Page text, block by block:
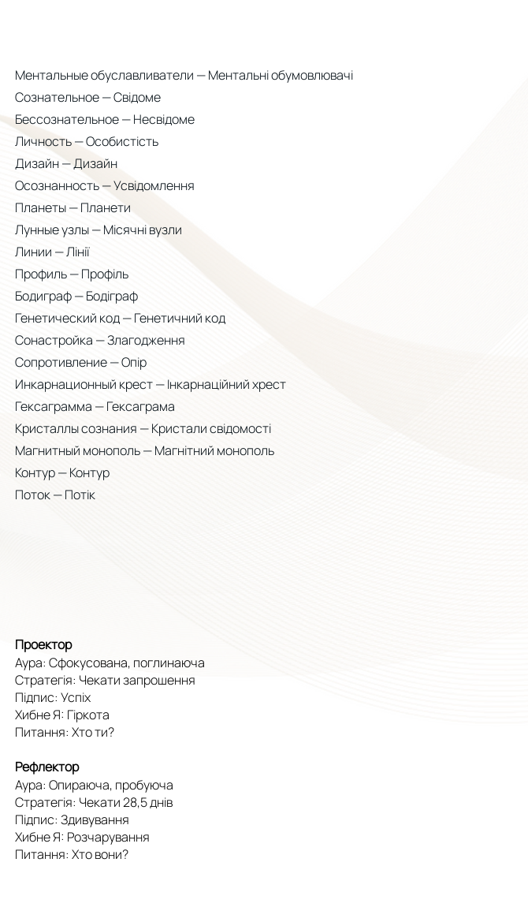
Ментальные обуславливатели — Ментальні обумовлювачі
Сознательное — Свідоме
Бессознательное — Несвідоме
Личность — Особистість
Дизайн — Дизайн
Осознанность — Усвідомлення
Планеты — Планети
Лунные узлы — Місячні вузли
Линии — Лінії
Профиль — Профіль
Бодиграф — Бодіграф
Генетический код — Генетичний код
Сонастройка — Злагодження
Сопротивление — Опір
Инкарнационный крест — Інкарнаційний хрест
Гексаграмма — Гексаграма
Кристаллы сознания — Кристали свідомості
Магнитный монополь — Магнітний монополь
Контур — Контур
Поток — Потік
Проектор
Аура: Сфокусована, поглинаюча
Стратегія: Чекати запрошення
Підпис: Успіх
Хибне Я: Гіркота
Питання: Хто ти?
Рефлектор
Аура: Опираюча, пробуюча
Стратегія: Чекати 28,5 днів
Підпис: Здивування
Хибне Я: Розчарування
Питання: Хто вони?